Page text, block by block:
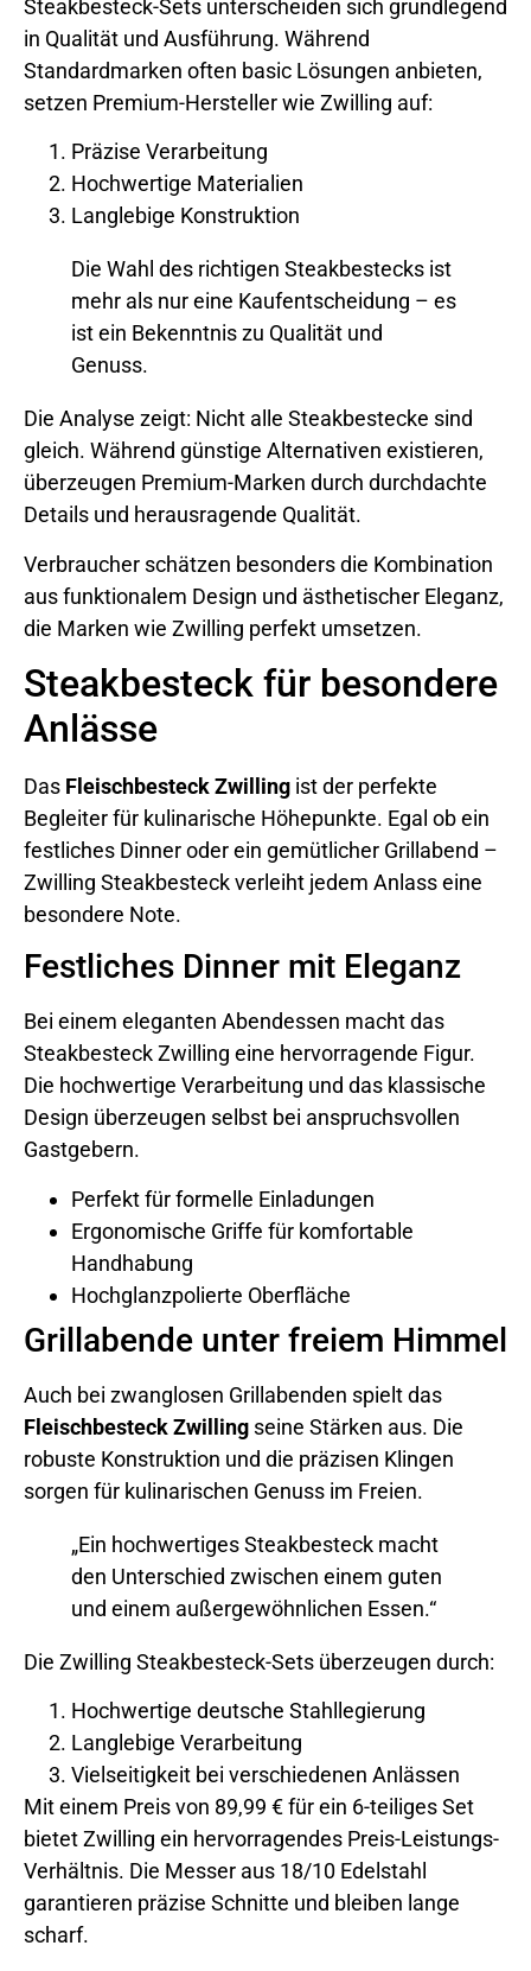
Steakbesteck-Sets unterscheiden sich grundlegend
in Qualität und Ausführung. Während
Standardmarken often basic Lösungen anbieten,
setzen Premium-Hersteller wie Zwilling auf:
Präzise Verarbeitung
Hochwertige Materialien
Langlebige Konstruktion
Die Wahl des richtigen Steakbestecks ist
mehr als nur eine Kaufentscheidung – es
ist ein Bekenntnis zu Qualität und
Genuss.
Die Analyse zeigt: Nicht alle Steakbestecke sind
gleich. Während günstige Alternativen existieren,
überzeugen Premium-Marken durch durchdachte
Details und herausragende Qualität.
Verbraucher schätzen besonders die Kombination
aus funktionalem Design und ästhetischer Eleganz,
die Marken wie Zwilling perfekt umsetzen.
Steakbesteck für besondere
Anlässe
Das Fleischbesteck Zwilling ist der perfekte
Begleiter für kulinarische Höhepunkte. Egal ob ein
festliches Dinner oder ein gemütlicher Grillabend –
Zwilling Steakbesteck verleiht jedem Anlass eine
besondere Note.
Festliches Dinner mit Eleganz
Bei einem eleganten Abendessen macht das
Steakbesteck Zwilling eine hervorragende Figur.
Die hochwertige Verarbeitung und das klassische
Design überzeugen selbst bei anspruchsvollen
Gastgebern.
Perfekt für formelle Einladungen
Ergonomische Griffe für komfortable
Handhabung
Hochglanzpolierte Oberfläche
Grillabende unter freiem Himmel
Auch bei zwanglosen Grillabenden spielt das
Fleischbesteck Zwilling seine Stärken aus. Die
robuste Konstruktion und die präzisen Klingen
sorgen für kulinarischen Genuss im Freien.
„Ein hochwertiges Steakbesteck macht
den Unterschied zwischen einem guten
und einem außergewöhnlichen Essen.“
Die Zwilling Steakbesteck-Sets überzeugen durch:
Hochwertige deutsche Stahllegierung
Langlebige Verarbeitung
Vielseitigkeit bei verschiedenen Anlässen
Mit einem Preis von 89,99 € für ein 6-teiliges Set
bietet Zwilling ein hervorragendes Preis-Leistungs-
Verhältnis. Die Messer aus 18/10 Edelstahl
garantieren präzise Schnitte und bleiben lange
scharf.